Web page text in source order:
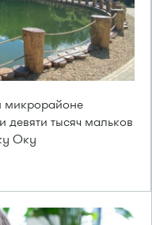
микрорайоне
тысяч мальков
Оку